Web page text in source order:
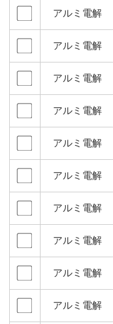
アルミ電解
アルミ電解
アルミ電解
アルミ電解
アルミ電解
アルミ電解
アルミ電解
アルミ電解
アルミ電解
アルミ電解